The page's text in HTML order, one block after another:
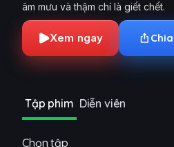
âm mưu và thậm chí là giết chết.
Xem ngay
Tập phim Diễn viên
Chọn tập